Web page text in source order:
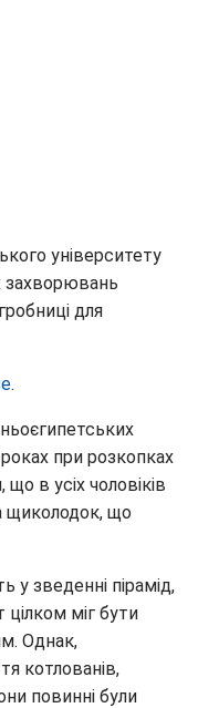
університету
захворювань
для
.
при розкопках
в усіх чоловіків
щиколодок, що
у зведенні пірамід,
міг бути
Однак,
котлованів,
повинні були